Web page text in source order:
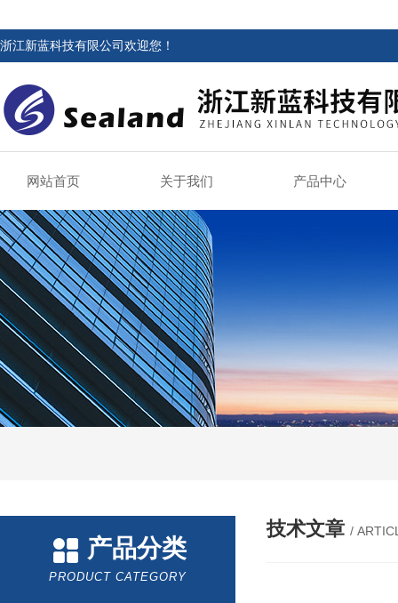
浙江新蓝科技有限公司欢迎您！
网站首页 关于我们 产品中心
产品分类
PRODUCT CATEGORY
技术文章 /